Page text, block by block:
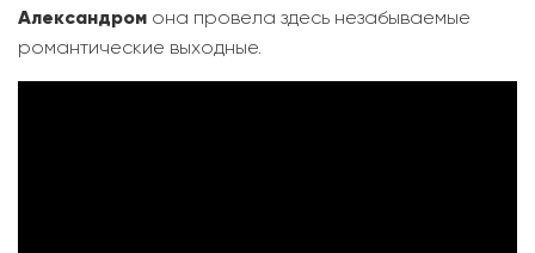
Александром она провела здесь незабываемые
романтические выходные.